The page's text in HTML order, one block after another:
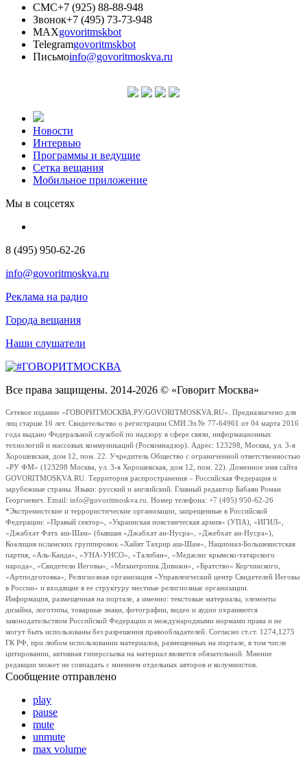
СМС+7 (925) 88-88-948
Звонок+7 (495) 73-73-948
MAXgovoritmskbot
Telegramgovoritmskbot
Письмоinfo@govoritmoskva.ru
Новости
Интервью
Программы и ведущие
Сетка вещания
Мобильное приложение
Мы в соцсетях
8 (495) 950-62-26
info@govoritmoskva.ru
Реклама на радио
Города вещания
Наши слушатели
Все права защищены. 2014-2026 © «Говорит Москва»
Сетевое издание «ГОВОРИТМОСКВА.РУ/GOVORITMOSKVA.RU». Предназначено для
лиц старше 16 лет. Свидетельство о регистрации СМИ Эл № 77-64961 от 04 марта 2016
года выдано Федеральной службой по надзору в сфере связи, информационных
технологий и массовых коммуникаций (Роскомнадзор). Адрес: 123298, Москва, ул. 3-я
Хорошевская, дом 12, пом. 22. Учредитель Общество с ограниченной ответственностью
«РУ ФМ» (123298 Москва, ул. 3-я Хорошевская, дом 12, пом. 22). Доменное имя сайта
GOVORITMOSKVA.RU. Территория распространения – Российская Федерация и
зарубежные страны. Языки: русский и английский. Главный редактор Бабаян Роман
Георгиевич. Email: info@govoritmoskva.ru. Номер телефона: +7 (495) 950-62-26
*Экстремистские и террористические организации, запрещенные в Российской
Федерации: «Правый сектор», «Украинская повстанческая армия» (УПА), «ИГИЛ»,
«Джабхат Фатх аш-Шам» (бывшая «Джабхат ан-Нусра», «Джебхат ан-Нусра»),
Коалиция исламских группировок «Хайят Тахрир аш-Шам», Национал-Большевистская
партия, «Аль-Каида», «УНА-УНСО», «Талибан», «Меджлис крымско-татарского
народа», «Свидетели Иеговы», «Мизантропик Дивижн», «Братство» Корчинского,
«Артподготовка», Религиозная организация «Управленческий центр Свидетелей Иеговы
в России» и входящие в ее структуру местные религиозные организации.
Информация, размещенная на портале, а именно: текстовые материалы, элементы
дизайна, логотипы, товарные знаки, фотографии, видео и аудио охраняются
законодательством Российской Федерации и международными нормами права и не
могут быть использованы без разрешения правообладателей. Согласно ст.ст. 1274,1275
ГК РФ, при любом использовании материалов, размещенных на портале, в том числе
цитировании, активная гиперссылка на материал является обязательной. Мнение
редакции может не совпадать с мнением отдельных авторов и колумнистов.
Сообщение отправлено
play
pause
mute
unmute
max volume